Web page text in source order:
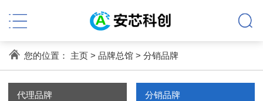
您的位置： 主页> 品牌总馆> 分销品牌
代理品牌 分销品牌